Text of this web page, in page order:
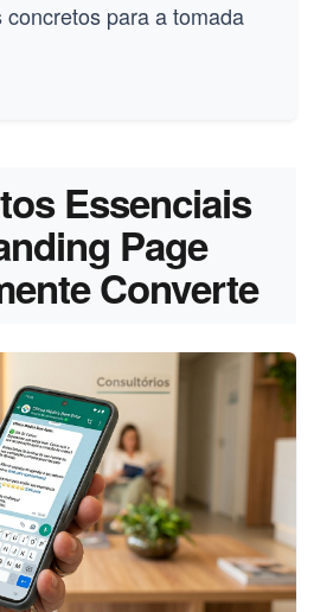
para a tomada
Essenciais
Page
Converte